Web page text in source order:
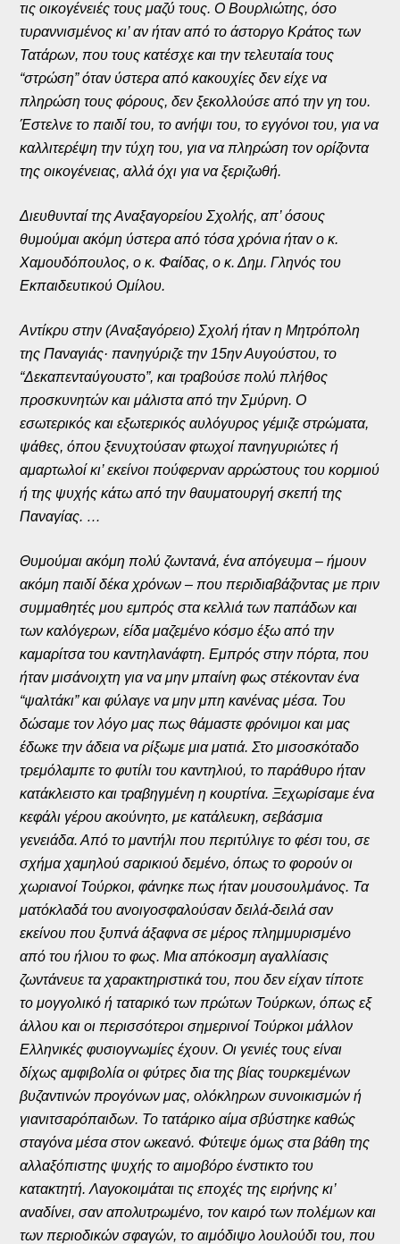
τις οικογένειές τους μαζύ τους. Ο Βουρλιώτης, όσο
τυραννισμένος κι’ αν ήταν από το άστοργο Κράτος των
Τατάρων, που τους κατέσχε και την τελευταία τους
“στρώση” όταν ύστερα από κακουχίες δεν είχε να
πληρώση τους φόρους, δεν ξεκολλούσε από την γη του.
Έστελνε το παιδί του, το ανήψι του, το εγγόνοι του, για να
καλλιτερέψη την τύχη του, για να πληρώση τον ορίζοντα
της οικογένειας, αλλά όχι για να ξεριζωθή.
Διευθυνταί της Αναξαγορείου Σχολής, απ’ όσους
θυμούμαι ακόμη ύστερα από τόσα χρόνια ήταν ο κ.
Χαμουδόπουλος, ο κ. Φαίδας, ο κ. Δημ. Γληνός του
Εκπαιδευτικού Ομίλου.
Αντίκρυ στην (Αναξαγόρειο) Σχολή ήταν η Μητρόπολη
της Παναγιάς· πανηγύριζε την 15ην Αυγούστου, το
“Δεκαπενταύγουστο”, και τραβούσε πολύ πλήθος
προσκυνητών και μάλιστα από την Σμύρνη. Ο
εσωτερικός και εξωτερικός αυλόγυρος γέμιζε στρώματα,
ψάθες, όπου ξενυχτούσαν φτωχοί πανηγυριώτες ή
αμαρτωλοί κι’ εκείνοι πούφερναν αρρώστους του κορμιού
ή της ψυχής κάτω από την θαυματουργή σκεπή της
Παναγίας. …
Θυμούμαι ακόμη πολύ ζωντανά, ένα απόγευμα – ήμουν
ακόμη παιδί δέκα χρόνων – που περιδιαβάζοντας με πριν
συμμαθητές μου εμπρός στα κελλιά των παπάδων και
των καλόγερων, είδα μαζεμένο κόσμο έξω από την
καμαρίτσα του καντηλανάφτη. Εμπρός στην πόρτα, που
ήταν μισάνοιχτη για να μην μπαίνη φως στέκονταν ένα
“ψαλτάκι” και φύλαγε να μην μπη κανένας μέσα. Του
δώσαμε τον λόγο μας πως θάμαστε φρόνιμοι και μας
έδωκε την άδεια να ρίξωμε μια ματιά. Στο μισοσκόταδο
τρεμόλαμπε το φυτίλι του καντηλιού, το παράθυρο ήταν
κατάκλειστο και τραβηγμένη η κουρτίνα. Ξεχωρίσαμε ένα
κεφάλι γέρου ακούνητο, με κατάλευκη, σεβάσμια
γενειάδα. Από το μαντήλι που περιτύλιγε το φέσι του, σε
σχήμα χαμηλού σαρικιού δεμένο, όπως το φορούν οι
χωριανοί Τούρκοι, φάνηκε πως ήταν μουσουλμάνος. Τα
ματόκλαδά του ανοιγοσφαλούσαν δειλά-δειλά σαν
εκείνου που ξυπνά άξαφνα σε μέρος πλημμυρισμένο
από του ήλιου το φως. Μια απόκοσμη αγαλλίασις
ζωντάνευε τα χαρακτηριστικά του, που δεν είχαν τίποτε
το μογγολικό ή ταταρικό των πρώτων Τούρκων, όπως εξ
άλλου και οι περισσότεροι σημερινοί Τούρκοι μάλλον
Ελληνικές φυσιογνωμίες έχουν. Οι γενιές τους είναι
δίχως αμφιβολία οι φύτρες δια της βίας τουρκεμένων
βυζαντινών προγόνων μας, ολόκληρων συνοικισμών ή
γιανιτσαρόπαιδων. Το τατάρικο αίμα σβύστηκε καθώς
σταγόνα μέσα στον ωκεανό. Φύτεψε όμως στα βάθη της
αλλαξόπιστης ψυχής το αιμοβόρο ένστικτο του
κατακτητή. Λαγοκοιμάται τις εποχές της ειρήνης κι’
αναδίνει, σαν απολυτρωμένο, τον καιρό των πολέμων και
των περιοδικών σφαγών, το αιμόδιψο λουλούδι του, που